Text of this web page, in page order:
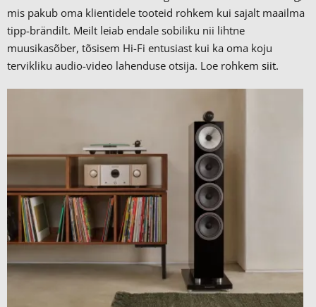
mis pakub oma klientidele tooteid rohkem kui sajalt maailma
tipp-brändilt. Meilt leiab endale sobiliku nii lihtne
muusikasõber, tõsisem Hi-Fi entusiast kui ka oma koju
tervikliku audio-video lahenduse otsija. Loe rohkem siit.